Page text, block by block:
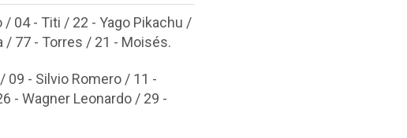
04 - Titi / 22 - Yago Pikachu /
/ 77 - Torres / 21 - Moisés.
09 - Silvio Romero / 11 -
- Wagner Leonardo / 29 -